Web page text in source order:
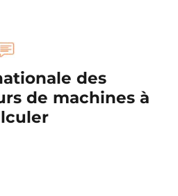
des
de machines à